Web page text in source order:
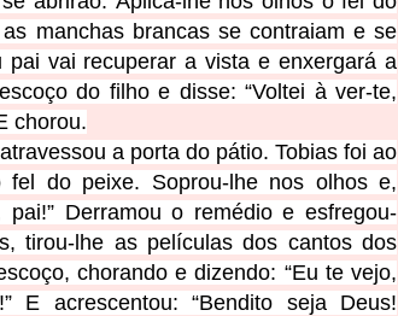
manchas brancas se contraiam e se
pai vai recuperar a vista e enxergará a
do filho e disse: “Voltei à ver-te,
chorou.
a porta do pátio. Tobias foi ao
do peixe. Soprou-lhe nos olhos e,
pai!” Derramou o remédio e esfregou-
tirou-lhe as películas dos cantos dos
chorando e dizendo: “Eu te vejo,
E acrescentou: “Bendito seja Deus!